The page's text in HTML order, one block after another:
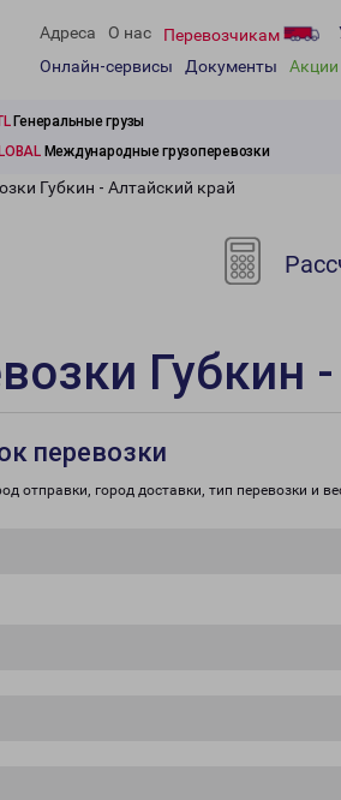
Адреса О нас Перевозчикам
Онлайн-сервисы
Документы Акции
Генеральные грузы
Международные грузоперевозки
Губкин - Алтайский край
Губкин
перевозки
отправки, город доставки, тип перевозки и